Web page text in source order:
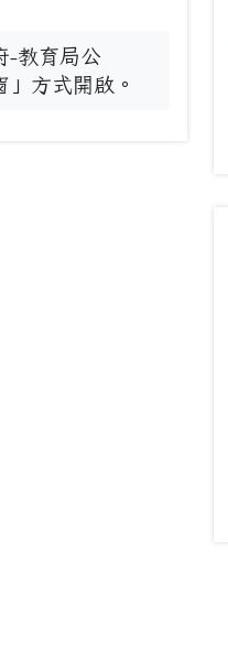
-教育局公
方式開啟。